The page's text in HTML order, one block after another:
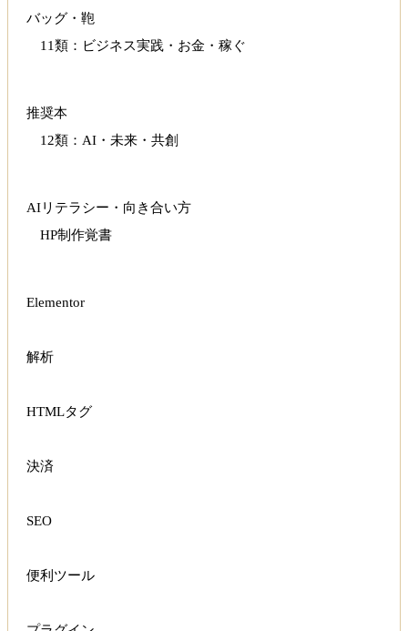
バッグ・鞄
11類：ビジネス実践・お金・稼ぐ
推奨本
12類：AI・未来・共創
AIリテラシー・向き合い方
HP制作覚書
Elementor
解析
HTMLタグ
決済
SEO
便利ツール